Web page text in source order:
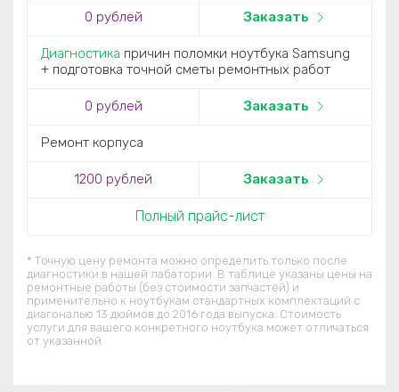
0 рублей Заказать
Диагностика причин поломки ноутбука Samsung
+ подготовка точной сметы ремонтных работ
0 рублей Заказать
Ремонт корпуса
1200 рублей Заказать
Полный прайс-лист
* Точную цену ремонта можно определить только после
диагностики в нашей лабатории. В таблице указаны цены на
ремонтные работы (без стоимости запчастей) и
применительно к ноутбукам стандартных комплектаций c
диагональю 13 дюймов до 2016 года выпуска. Стоимость
услуги для вашего конкретного ноутбука может отличаться
от указанной.